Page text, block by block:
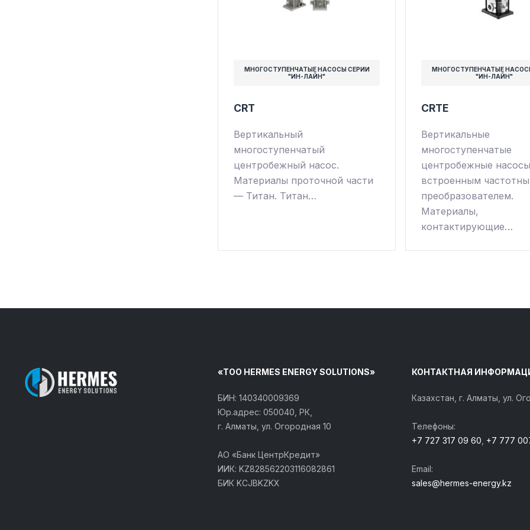
МНОГОСТУПЕНЧАТЫЕ НАСОСЫ СЕРИИ
"ИН-ЛАЙН"
CRT
Вертикальный
многоступенчатый
центробежный насос.
Материалы проточной части
— Титан. Титан…
МНОГОСТУПЕНЧАТЫЕ
"ИН-ЛАЙН"
CRTE
Вертикальные
многоступенчатые
центробежные
встроенным
преобразователем.
Материалы,
контактирующие…
«ТОО HERMES ENERGY SOLUTIONS»
БИН: 140340009369
Юр.адрес: 050040, РК,
г. Алматы, ул. Огородная 10
АО «Банк ЦентрКредит»
ИИК: KZ828562203116082861
БИК KCJBKZKX
КОНТАКТНАЯ
Казахстан, г. Алматы, ул.
Телефоны:
+7 727 317 09 60 +7 777
Email:
sales@hermes-energy.kz